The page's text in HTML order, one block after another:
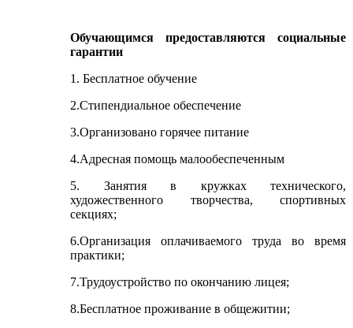
Обучающимся предоставляются социальные
гарантии
1. Бесплатное обучение
2.Стипендиальное обеспечение
3.Организовано горячее питание
4.Адресная помощь малообеспеченным
5. Занятия в кружках технического,
художественного творчества, спортивных
секциях;
6.Организация оплачиваемого труда во время
практики;
7.Трудоустройство по окончанию лицея;
8.Бесплатное проживание в общежитии;